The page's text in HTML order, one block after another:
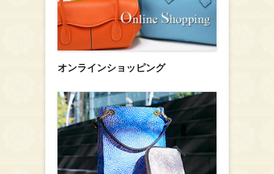
オンラインショッピング